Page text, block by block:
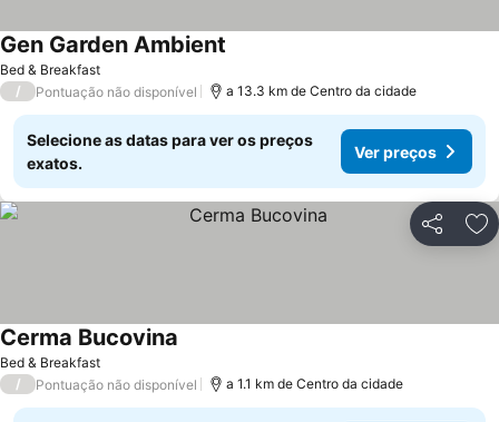
Bed & Breakfast
Gen Garden Ambient
/ Pontuação não disponível a 13.3 km de Centro da cidade
Selecione as datas para ver os preços
exatos.
Ver preços
Partilhar
Bed & Breakfast
Cerma Bucovina
/ Pontuação não disponível a 1.1 km de Centro da cidade